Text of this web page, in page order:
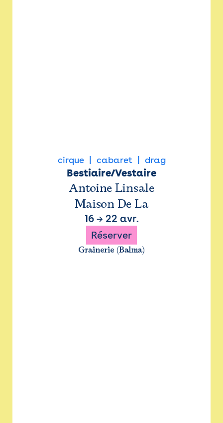
cirque cabaret drag
Bestiaire/Vestaire
Antoine Linsale
Maison De La
16→ 22 avr.
Réserver
Grainerie (Balma)